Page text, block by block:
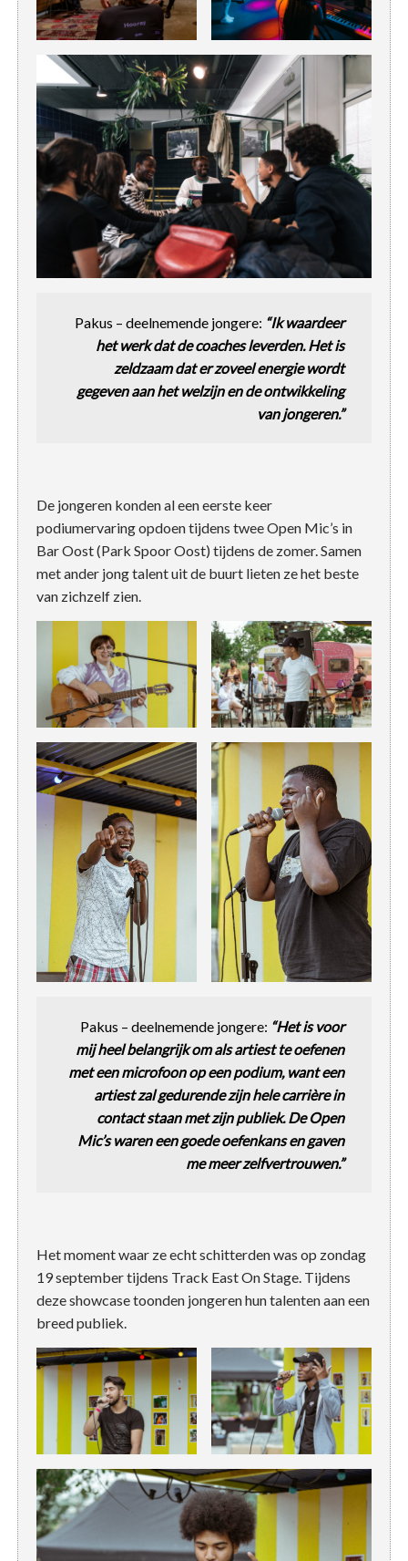
Pakus – deelnemende jongere: “Ik waardeer
het werk dat de coaches leverden. Het is
zeldzaam dat er zoveel energie wordt
gegeven aan het welzijn en de ontwikkeling
van jongeren.”
De jongeren konden al een eerste keer
podiumervaring opdoen tijdens twee Open Mic’s in
Bar Oost (Park Spoor Oost) tijdens de zomer. Samen
met ander jong talent uit de buurt lieten ze het beste
van zichzelf zien.
Pakus – deelnemende jongere: “Het is voor
mij heel belangrijk om als artiest te oefenen
met een microfoon op een podium, want een
artiest zal gedurende zijn hele carrière in
contact staan met zijn publiek. De Open
Mic’s waren een goede oefenkans en gaven
me meer zelfvertrouwen.”
Het moment waar ze echt schitterden was op zondag
19 september tijdens Track East On Stage. Tijdens
deze showcase toonden jongeren hun talenten aan een
breed publiek.